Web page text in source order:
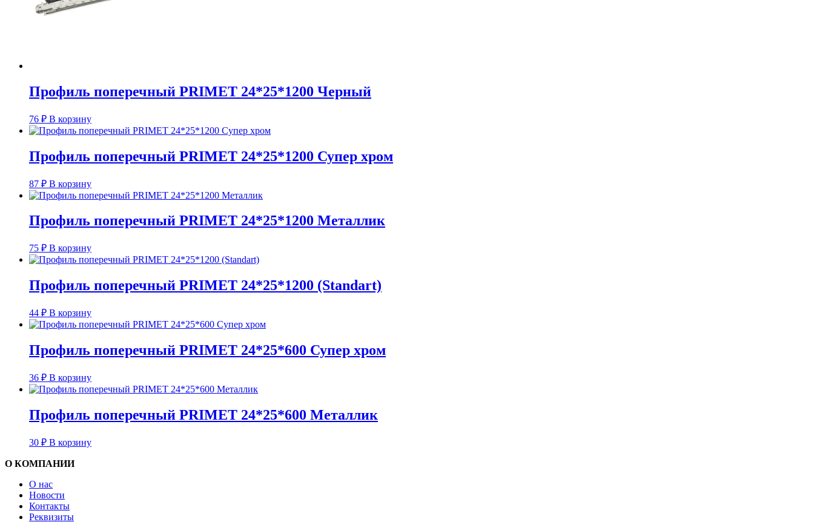
Профиль поперечный PRIMET 24*25*1200 Черный
76 ₽ В корзину
Профиль поперечный PRIMET 24*25*1200 Супер хром
87 ₽ В корзину
Профиль поперечный PRIMET 24*25*1200 Металлик
75 ₽ В корзину
Профиль поперечный PRIMET 24*25*1200 (Standart)
44 ₽ В корзину
Профиль поперечный PRIMET 24*25*600 Супер хром
36 ₽ В корзину
Профиль поперечный PRIMET 24*25*600 Металлик
30 ₽ В корзину
О КОМПАНИИ
О нас
Новости
Контакты
Реквизиты